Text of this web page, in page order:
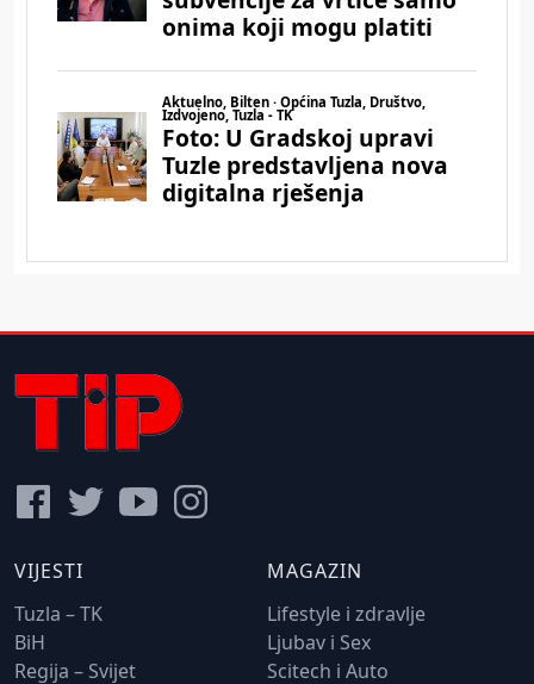
VIJESTI
Tuzla – TK
BiH
Regija – Svijet
MAGAZIN
Lifestyle i zdravlje
Ljubav i Sex
Scitech i Auto